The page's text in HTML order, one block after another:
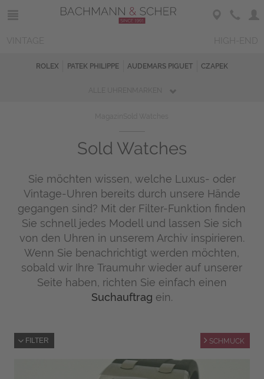
ROLEX PATEK PHILIPPE AUDEMARS PIGUET CZAPEK
Sold Watches
Sie möchten wissen, welche Luxus- oder
Vintage-Uhren bereits durch unsere Hände
gegangen sind? Mit der Filter-Funktion finden
Sie schnell jedes Modell und lassen Sie sich
von den Uhren in unserem Archiv inspirieren.
Wenn Sie benachrichtigt werden möchten,
sobald wir Ihre Traumuhr wieder auf unserer
Seite haben, richten Sie einfach einen
Suchauftrag ein.
FILTER SCHMUCK